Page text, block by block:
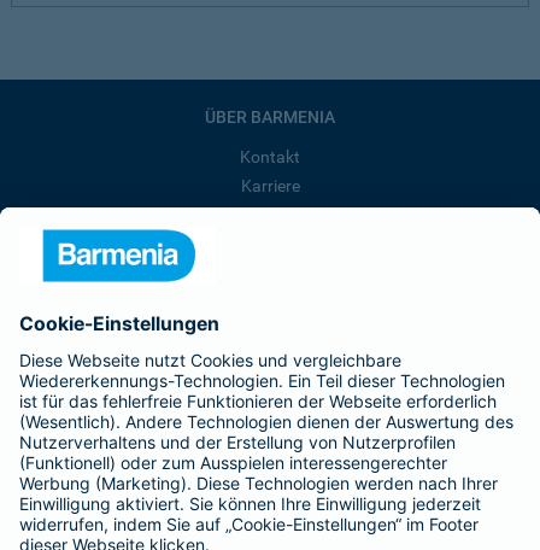
ÜBER BARMENIA
Kontakt
Karriere
Barmenia ist Teil der BarmeniaGothaer
BELIEBTE SEITEN
Kranken-Zusatzversicherung
Tierversicherungen
Haftpflichtversicherung
Hausratversicherung